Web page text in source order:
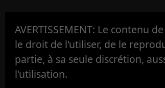
AVERTISSEMENT: Le contenu
le droit de l'utiliser, de le
partie, à sa seule discrétion,
l'utilisation.